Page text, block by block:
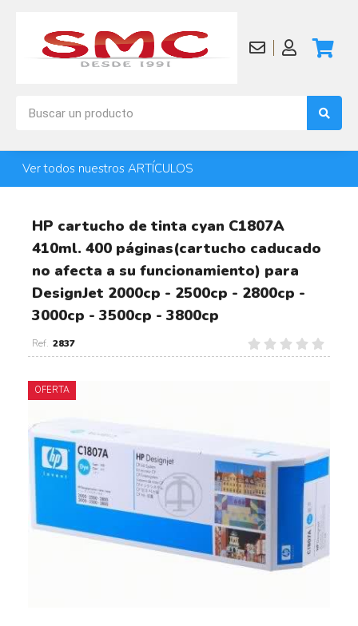
Ver todos nuestros ARTÍCULOS
HP cartucho de tinta cyan C1807A
410ml. 400 páginas(cartucho caducado
no afecta a su funcionamiento) para
DesignJet 2000cp - 2500cp - 2800cp -
3000cp - 3500cp - 3800cp
2837
OFERTA